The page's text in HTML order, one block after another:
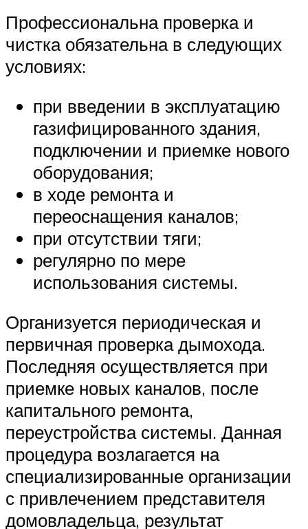
Профессиональна проверка и
чистка обязательна в следующих
условиях:
при введении в эксплуатацию
газифицированного здания,
подключении и приемке нового
оборудования;
в ходе ремонта и
переоснащения каналов;
при отсутствии тяги;
регулярно по мере
использования системы.
Организуется периодическая и
первичная проверка дымохода.
Последняя осуществляется при
приемке новых каналов, после
капитального ремонта,
переустройства системы. Данная
процедура возлагается на
специализированные организации
с привлечением представителя
домовладельца, результат